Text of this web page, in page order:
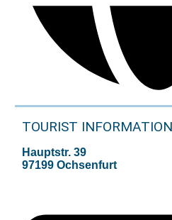
TOURIST
Hauptstr. 39
97199 Ochsenfurt